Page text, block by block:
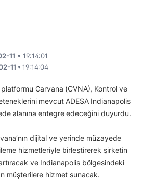
11 • 19:14:01
11 • 19:14:04
Carvana (CVNA), Kontrol ve
mevcut ADESA Indianapolis
alanına entegre edeceğini duyurdu.
dijital ve yerinde müzayede
hizmetleriyle birleştirerek şirketin
ve Indianapolis bölgesindeki
müşterilere hizmet sunacak.